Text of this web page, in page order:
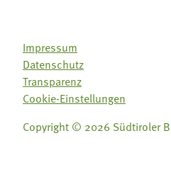
Impressum
Datenschutz
Transparenz
Cookie-Einstellungen
Copyright © 2026 Südtiroler